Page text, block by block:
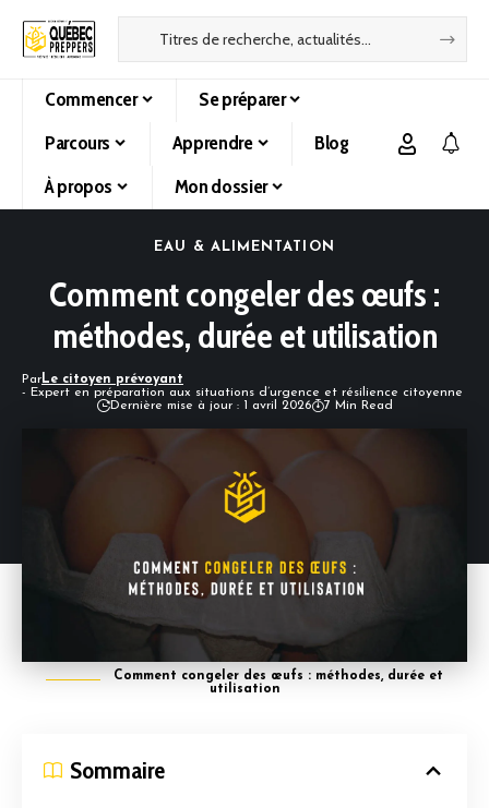
Commencer
Se préparer
Parcours
Apprendre
Blog
À propos
Mon dossier
EAU & ALIMENTATION
Comment congeler des œufs :
méthodes, durée et utilisation
ParLe citoyen prévoyant
- Expert en préparation aux situations d’urgence et résilience citoyenne
Dernière mise à jour : 1 avril 2026
7 Min Read
Comment congeler des œufs : méthodes, durée et
utilisation
Sommaire